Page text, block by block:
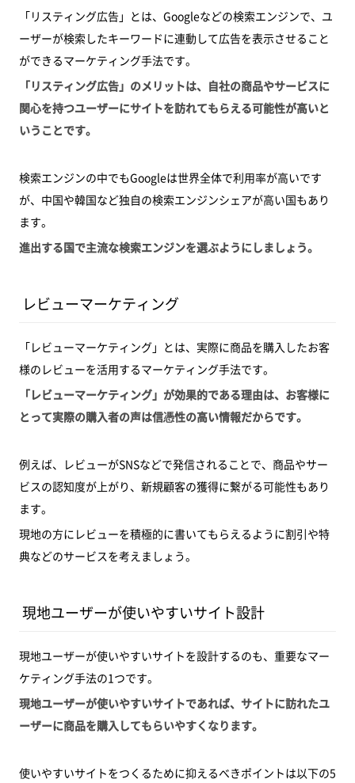
「リスティング広告」とは、Googleなどの検索エンジンで、ユ
ーザーが検索したキーワードに連動して広告を表示させること
ができるマーケティング手法です。
「リスティング広告」のメリットは、自社の商品やサービスに
関心を持つユーザーにサイトを訪れてもらえる可能性が高いと
いうことです。
検索エンジンの中でもGoogleは世界全体で利用率が高いです
が、中国や韓国など独自の検索エンジンシェアが高い国もあり
ます。
進出する国で主流な検索エンジンを選ぶようにしましょう。
レビューマーケティング
「レビューマーケティング」とは、実際に商品を購入したお客
様のレビューを活用するマーケティング手法です。
「レビューマーケティング」が効果的である理由は、お客様に
とって実際の購入者の声は信憑性の高い情報だからです。
例えば、レビューがSNSなどで発信されることで、商品やサー
ビスの認知度が上がり、新規顧客の獲得に繋がる可能性もあり
ます。
現地の方にレビューを積極的に書いてもらえるように割引や特
典などのサービスを考えましょう。
現地ユーザーが使いやすいサイト設計
現地ユーザーが使いやすいサイトを設計するのも、重要なマー
ケティング手法の1つです。
現地ユーザーが使いやすいサイトであれば、サイトに訪れたユ
ーザーに商品を購入してもらいやすくなります。
使いやすいサイトをつくるために抑えるべきポイントは以下の5